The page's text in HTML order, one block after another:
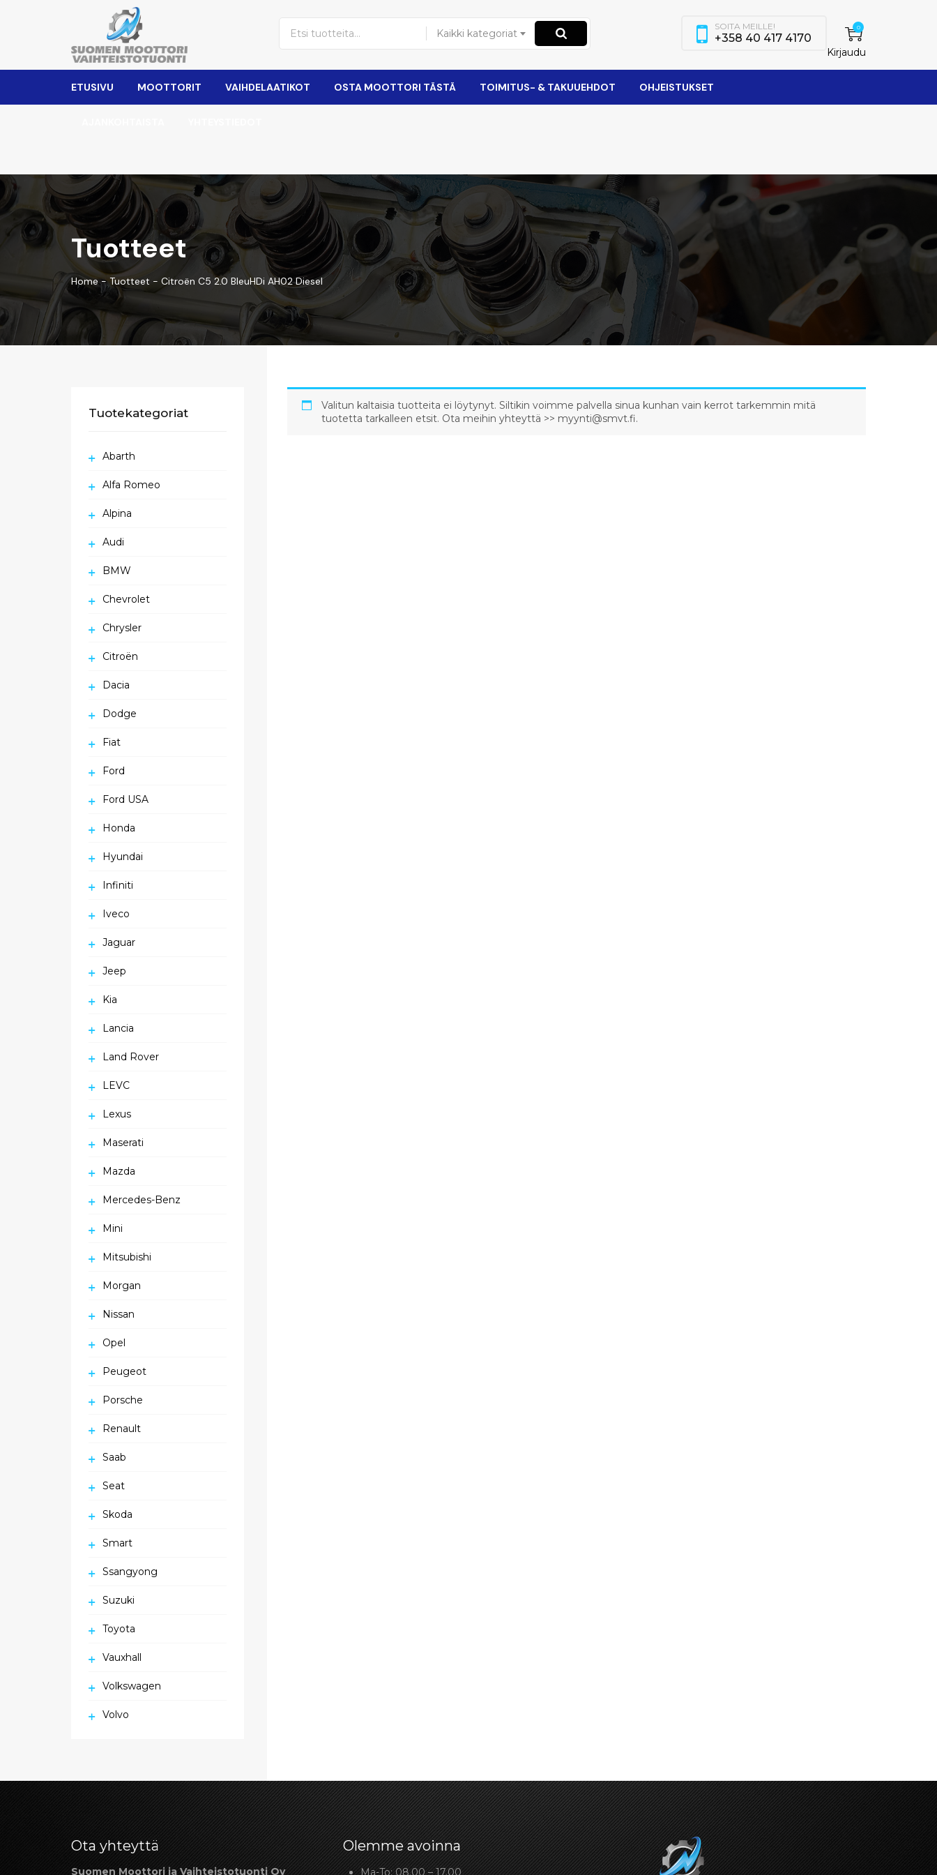
Kaikki kategoriat 0
Kirjaudu
SOITA MEILLE!
+358 40 417 4170
ETUSIVU MOOTTORIT VAIHDELAATIKOT OSTA MOOTTORI TÄSTÄ TOIMITUS- & TAKUUEHDOT OHJEISTUKSET
Tuotteet
Home-Tuotteet - Citroën C5 2.0 BleuHDi AH02 Diesel
Valitun kaltaisia tuotteita ei löytynyt. Siltikin voimme palvella sinua kunhan vain kerrot tarkemmin mitä
tuotetta tarkalleen etsit. Ota meihin yhteyttä >> myynti@smvt.fi.
Tuotekategoriat
Abarth
Alfa Romeo
Alpina
Audi
BMW
Chevrolet
Chrysler
Citroën
Dacia
Dodge
Fiat
Ford
Ford USA
Honda
Hyundai
Infiniti
Iveco
Jaguar
Jeep
Kia
Lancia
Land Rover
LEVC
Lexus
Maserati
Mazda
Mercedes-Benz
Mini
Mitsubishi
Morgan
Nissan
Opel
Peugeot
Porsche
Renault
Saab
Seat
Skoda
Smart
Ssangyong
Suzuki
Toyota
Vauxhall
Volkswagen
Volvo
Ota yhteyttä
Suomen Moottori ja Vaihteistotuonti Oy
Olemme avoinna
Ma-To: 08.00 – 17.00